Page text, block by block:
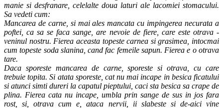
manie si desfranare, celelalte doua laturi ale lacomiei stomacului.
Sa vedeti cum:
Mancarea de carne, si mai ales mancata cu impingerea necurata a
poftei, ca sa se faca sange, are nevoie de fiere, care este otrava -
veninul nostru. Fierea aceasta topeste carnea si grasimea, intocmai
cum topeste soda slanina, cand fac femeile sapun. Fierea e o otrava
tare.
Daca sporeste mancarea de carne, sporeste si otrava, cu care
trebuie topita. Si atata sporeste, cat nu mai incape in besica ficatului
si atunci simti dureri la capatul pieptului, caci sta besica sa crape de
plina. Fierea cata nu incape, umbla prin sange de sus in jos fara
rost, si, otrava cum e, ataca nervii, ii slabeste si de-aici vine